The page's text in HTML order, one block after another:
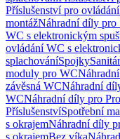
Příslušenství pro
montážNáhradní díly pro
WC s elektronickým
ovládání WC s
splachováníSpojky
moduly pro WC
závěsná WCNáhradní
WCNáhradní díly pro
PříslušenstvíSpotřební
s okrajemNáhradní díly
s okrajemBez víka